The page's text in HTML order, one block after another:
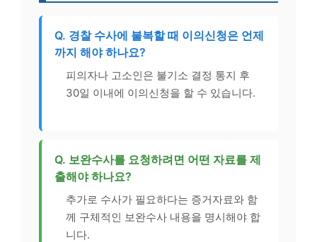
Q. 경찰 수사에 불복할 때 이의신청은 언제
까지 해야 하나요?
피의자나 고소인은 불기소 결정 통지 후
30일 이내에 이의신청을 할 수 있습니다.
Q. 보완수사를 요청하려면 어떤 자료를 제
출해야 하나요?
추가로 수사가 필요하다는 증거자료와 함
께 구체적인 보완수사 내용을 명시해야 합
니다.